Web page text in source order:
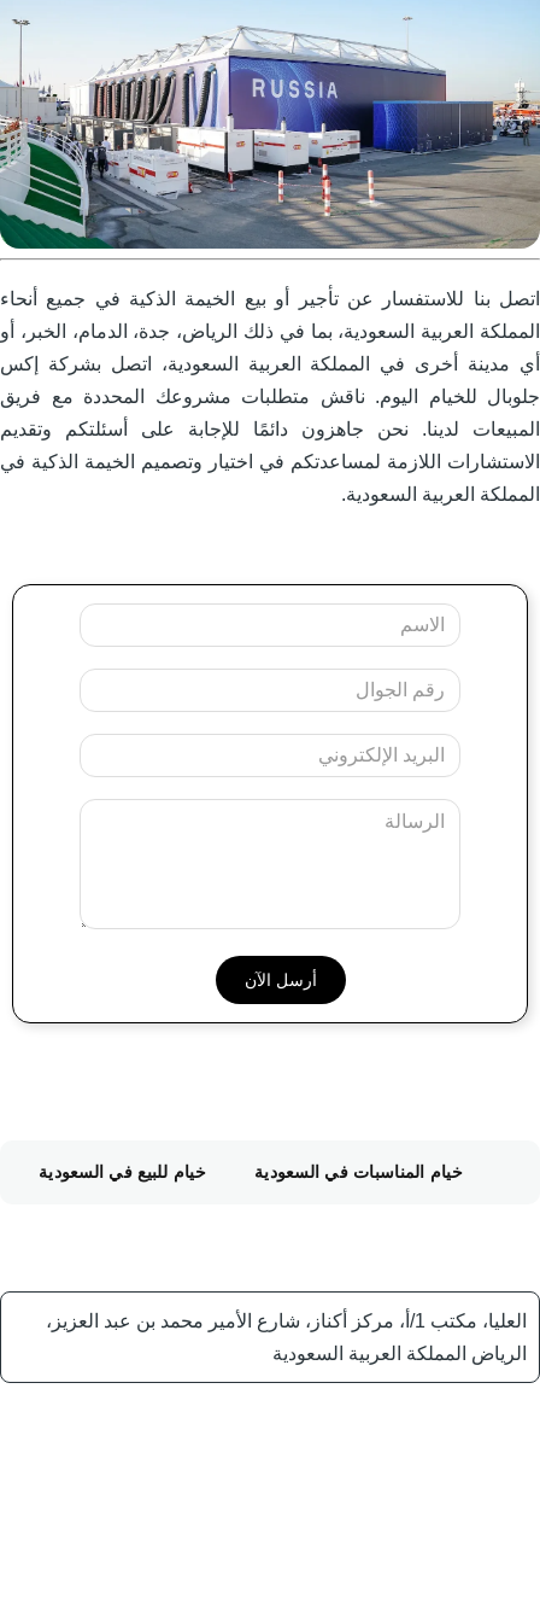
بنا للاستفسار عن تأجير أو بيع الخيمة الذكية في جميع أنحاء
العربية السعودية، بما في ذلك الرياض، جدة، الدمام، الخبر، أو
مدينة أخرى في المملكة العربية السعودية، اتصل بشركة إكس
للخيام اليوم. ناقش متطلبات مشروعك المحددة مع فريق
لدينا. نحن جاهزون دائمًا للإجابة على أسئلتكم وتقديم
اللازمة لمساعدتكم في اختيار وتصميم الخيمة الذكية في
العربية السعودية.
Message
خيام المناسبات في السعودية خيام للبيع في السعودية
العليا، مكتب 1/أ، مركز أكناز، شارع الأمير محمد بن عبد العزيز،
الرياض المملكة العربية السعودية